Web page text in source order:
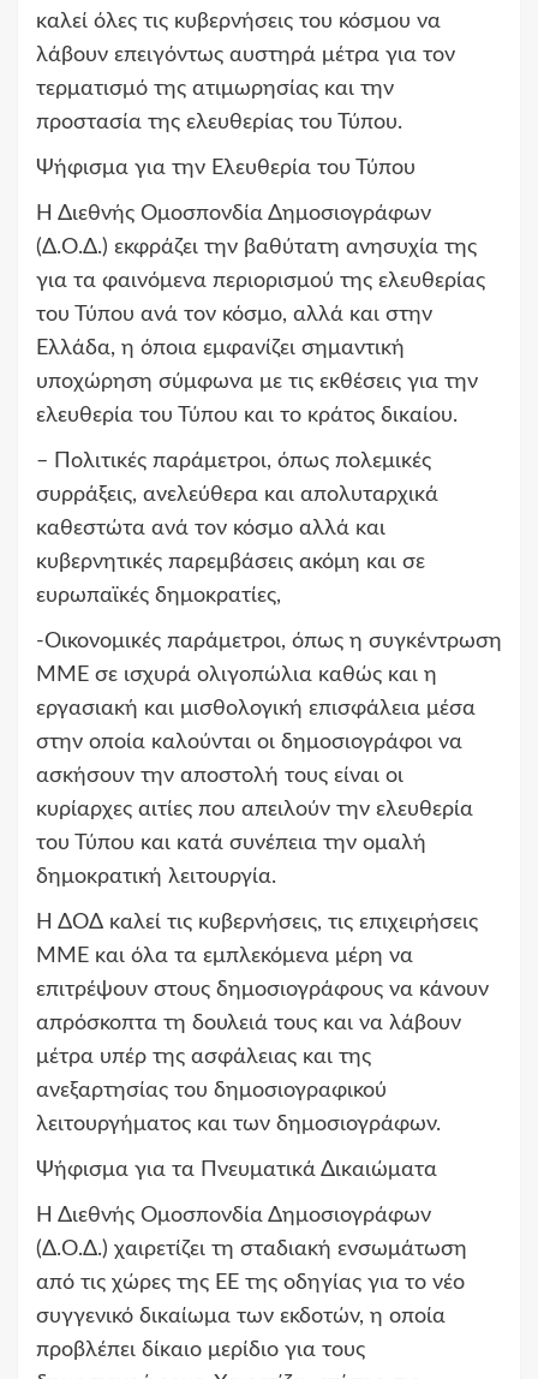
καλεί όλες τις κυβερνήσεις του κόσμου να
λάβουν επειγόντως αυστηρά μέτρα για τον
τερματισμό της ατιμωρησίας και την
προστασία της ελευθερίας του Τύπου.
Ψήφισμα για την Ελευθερία του Τύπου
Η Διεθνής Ομοσπονδία Δημοσιογράφων
(Δ.Ο.Δ.) εκφράζει την βαθύτατη ανησυχία της
για τα φαινόμενα περιορισμού της ελευθερίας
του Τύπου ανά τον κόσμο, αλλά και στην
Ελλάδα, η όποια εμφανίζει σημαντική
υποχώρηση σύμφωνα με τις εκθέσεις για την
ελευθερία του Τύπου και το κράτος δικαίου.
– Πολιτικές παράμετροι, όπως πολεμικές
συρράξεις, ανελεύθερα και απολυταρχικά
καθεστώτα ανά τον κόσμο αλλά και
κυβερνητικές παρεμβάσεις ακόμη και σε
ευρωπαϊκές δημοκρατίες,
-Οικονομικές παράμετροι, όπως η συγκέντρωση
ΜΜΕ σε ισχυρά ολιγοπώλια καθώς και η
εργασιακή και μισθολογική επισφάλεια μέσα
στην οποία καλούνται οι δημοσιογράφοι να
ασκήσουν την αποστολή τους είναι οι
κυρίαρχες αιτίες που απειλούν την ελευθερία
του Τύπου και κατά συνέπεια την ομαλή
δημοκρατική λειτουργία.
Η ΔΟΔ καλεί τις κυβερνήσεις, τις επιχειρήσεις
ΜΜΕ και όλα τα εμπλεκόμενα μέρη να
επιτρέψουν στους δημοσιογράφους να κάνουν
απρόσκοπτα τη δουλειά τους και να λάβουν
μέτρα υπέρ της ασφάλειας και της
ανεξαρτησίας του δημοσιογραφικού
λειτουργήματος και των δημοσιογράφων.
Ψήφισμα για τα Πνευματικά Δικαιώματα
Η Διεθνής Ομοσπονδία Δημοσιογράφων
(Δ.Ο.Δ.) χαιρετίζει τη σταδιακή ενσωμάτωση
από τις χώρες της ΕΕ της οδηγίας για το νέο
συγγενικό δικαίωμα των εκδοτών, η οποία
προβλέπει δίκαιο μερίδιο για τους